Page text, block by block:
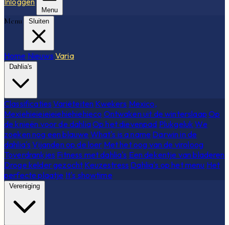
Menu
Menu Sluiten
Home Nieuws Varia
Dahlia's
Classificaties Variëteiten Kwekers Mexico,
Mexiehieieieieiehiehiehieco Ontwaken uit de winterslaap Op
de knieën voor de dahliaOp het dievenpad Plukgeluk We
zoeken nog een blauwe What's is a name Darwin in de
dahlia's Vijanden op de loer Met het oog van de viroloog
Toverdrankjes Fitness met dahlia's Een dekentje van bladeren
Droge kelder gezocht Keuzestress Dahlia's op het menu Het
perfecte plaatje It's showtime
Vereniging